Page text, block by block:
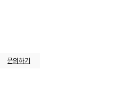
문의하기